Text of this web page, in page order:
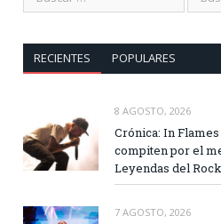
RECIENTES POPULARES
8 AGOSTO, 2026
Crónica: In
compiten por el
Leyendas del
7 AGOSTO, 2026